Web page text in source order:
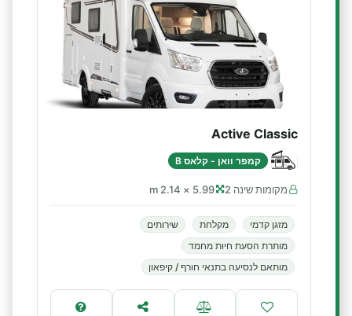
Active Classic
קמפר וואן - קלאס B
מקומות שינה 2 5.99 × 2.14 m
מזגן קדמי מקלחת
שירותים
מותרת הסעת חיות מחמד
מותאם לנסיעה בתנאי חורף / קיפאון